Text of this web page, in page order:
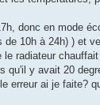
donc en mode
de 10h à 24h) ) et
le radiateur
qu'il y avait 20
erreur ai je faite?